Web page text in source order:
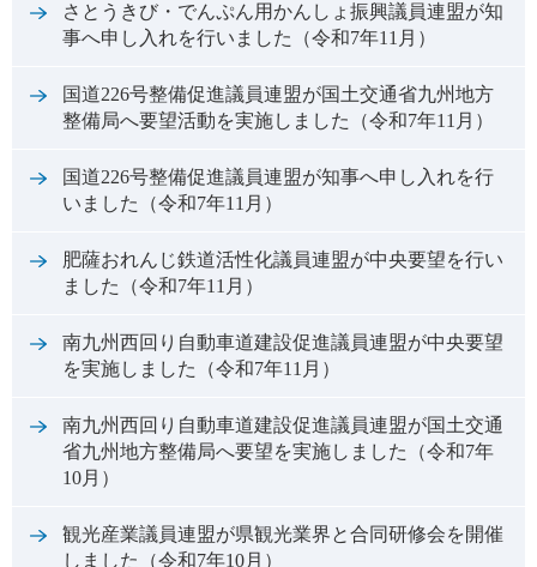
さとうきび・でんぷん用かんしょ振興議員連盟が知
事へ申し入れを行いました（令和7年11月）
国道226号整備促進議員連盟が国土交通省九州地方
整備局へ要望活動を実施しました（令和7年11月）
国道226号整備促進議員連盟が知事へ申し入れを行
いました（令和7年11月）
肥薩おれんじ鉄道活性化議員連盟が中央要望を行い
ました（令和7年11月）
南九州西回り自動車道建設促進議員連盟が中央要望
を実施しました（令和7年11月）
南九州西回り自動車道建設促進議員連盟が国土交通
省九州地方整備局へ要望を実施しました（令和7年
10月）
観光産業議員連盟が県観光業界と合同研修会を開催
しました（令和7年10月）